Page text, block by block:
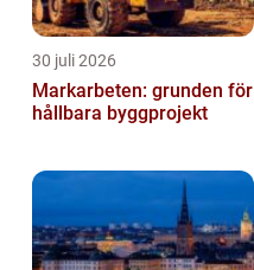
30 juli 2026
Markarbeten: grunden för
hållbara byggprojekt